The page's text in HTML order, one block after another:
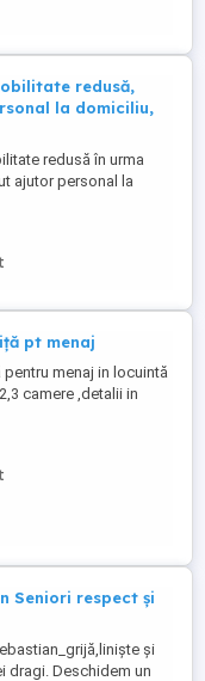
redusă,
la domiciliu,
redusă în urma
ajutor personal la
pentru sprijin în rutina
Nu este îngrijire
(bătrâni), ci ajutor
adult de sex masculin,
...
pt menaj
menaj in locuintă
camere ,detalii in
Arad, 2 zile pe
ore acuma in functie de
sant anumite ore fixe
una dintre ele ar
Seniori respect și
și
dragi. Deschidem un